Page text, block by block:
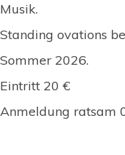
Musik.
Standing ovations
Sommer 2026.
Eintritt 20 €
Anmeldung ratsam